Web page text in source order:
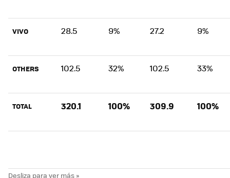
VIVO 28.5 9% 27.2 9%
OTHERS 102.5 32% 102.5 33%
TOTAL 320.1 100% 309.9 100%